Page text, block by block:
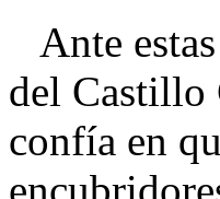
Ante
del Castillo
confía en